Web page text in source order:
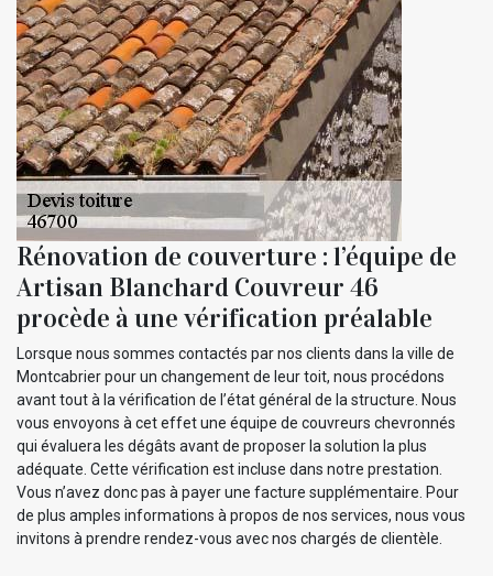
Rénovation de couverture : l’équipe de
Artisan Blanchard Couvreur 46
procède à une vérification préalable
Lorsque nous sommes contactés par nos clients dans la ville de
Montcabrier pour un changement de leur toit, nous procédons
avant tout à la vérification de l’état général de la structure. Nous
vous envoyons à cet effet une équipe de couvreurs chevronnés
qui évaluera les dégâts avant de proposer la solution la plus
adéquate. Cette vérification est incluse dans notre prestation.
Vous n’avez donc pas à payer une facture supplémentaire. Pour
de plus amples informations à propos de nos services, nous vous
invitons à prendre rendez-vous avec nos chargés de clientèle.